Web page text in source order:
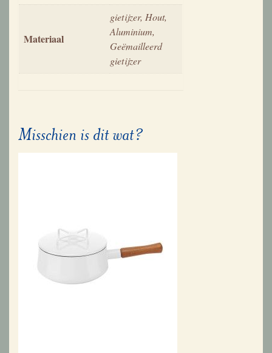
Materiaal
gietijzer, Hout,
Aluminium,
Geëmailleerd
gietijzer
Misschien is dit wat?